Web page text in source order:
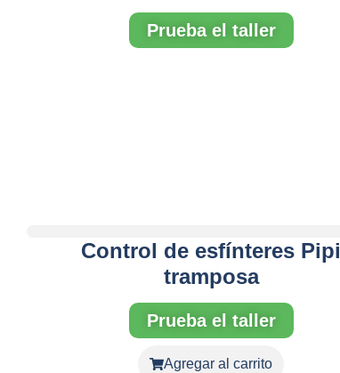
Prueba el taller
Control de esfínteres Pipi
tramposa
Prueba el taller
Agregar al carrito